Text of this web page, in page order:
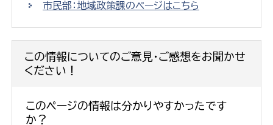
市民部：地域政策課のページはこちら
この情報についてのご意見・ご感想をお聞かせ
ください！
このページの情報は分かりやすかったです
か？